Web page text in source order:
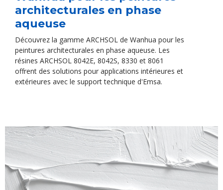
architecturales en phase
aqueuse
Découvrez la gamme ARCHSOL de Wanhua pour les
peintures architecturales en phase aqueuse. Les
résines ARCHSOL 8042E, 8042S, 8330 et 8061
offrent des solutions pour applications intérieures et
extérieures avec le support technique d'Emsa.